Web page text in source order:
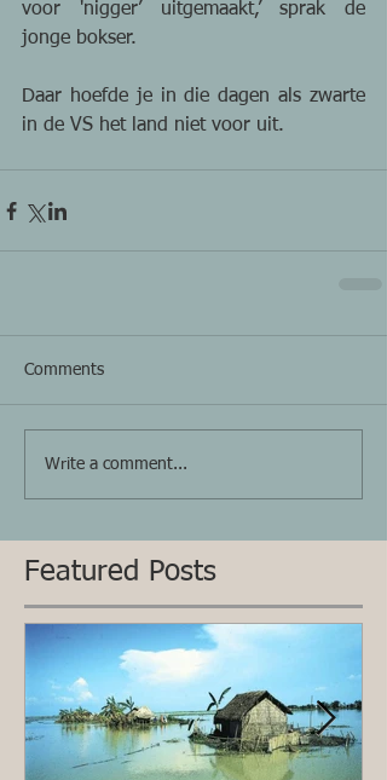
Featured Posts
voor 'nigger’ uitgemaakt,’ sprak de
jonge bokser.
Daar hoefde je in die dagen als zwarte
in de VS het land niet voor uit.
Comments
Write a comment...